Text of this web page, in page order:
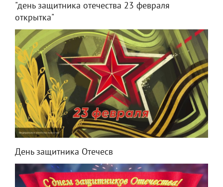
"день защитника отечества 23 февраля
открытка"
День защитника Отечесв